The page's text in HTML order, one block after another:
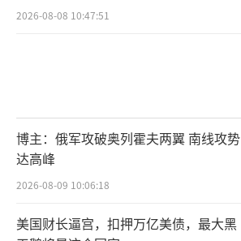
2026-08-08 10:47:51
博主：俄军攻破奥列霍夫两翼 南线攻势
达高峰
2026-08-09 10:06:18
美国财长逼宫，扣押万亿美债，最大黑